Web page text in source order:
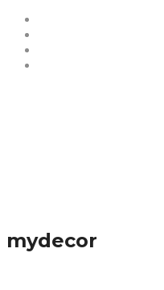
mydecor